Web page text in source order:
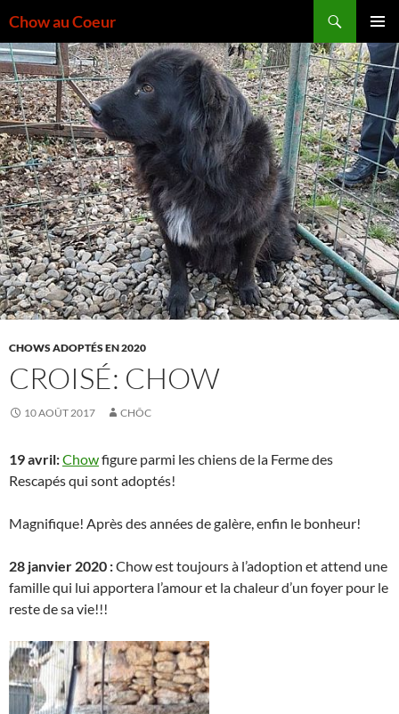
au
contenu
Chow au Coeur
MENU
CHOWS ADOPTÉS EN 2020
CROISÉ: CHOW
10 AOÛT 2017 CHÔC
19 avril:Chowfigure parmi les chiens de la Ferme des
Rescapés qui sont adoptés!
Magnifique! Après des années de galère, enfin le bonheur!
28 janvier 2020 :Chow est toujours à l’adoption et attend une
famille qui lui apportera l’amour et la chaleur d’un foyer pour le
reste de sa vie!!!